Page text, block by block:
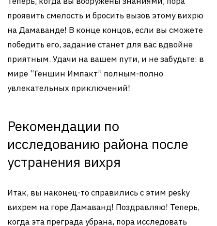
проявить смелость и бросить вызов этому вихрю
на Дамаванде! В конце концов, если вы сможете
победить его, задание станет для вас вдвойне
приятным. Удачи на вашем пути, и не забудьте: в
мире “Геншин Импакт” полным-полно
увлекательных приключений!
Рекомендации по
исследованию района после
устранения вихря
Итак, вы наконец-то справились с этим pesky
вихрем на горе Дамаванд! Поздравляю! Теперь,
когда эта преграда убрана, пора исследовать